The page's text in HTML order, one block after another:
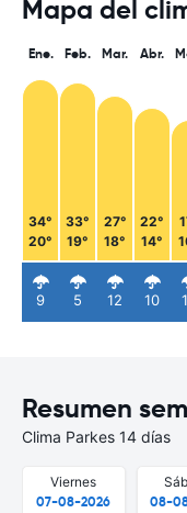
Mapa del
Ene.
34°
20°
9
Feb.
33°
19°
5
Mar.
27°
18°
12
Abr.
22°
14°
10
Resumen
Clima Parkes 14 días
Viernes
07-08-2026
08-